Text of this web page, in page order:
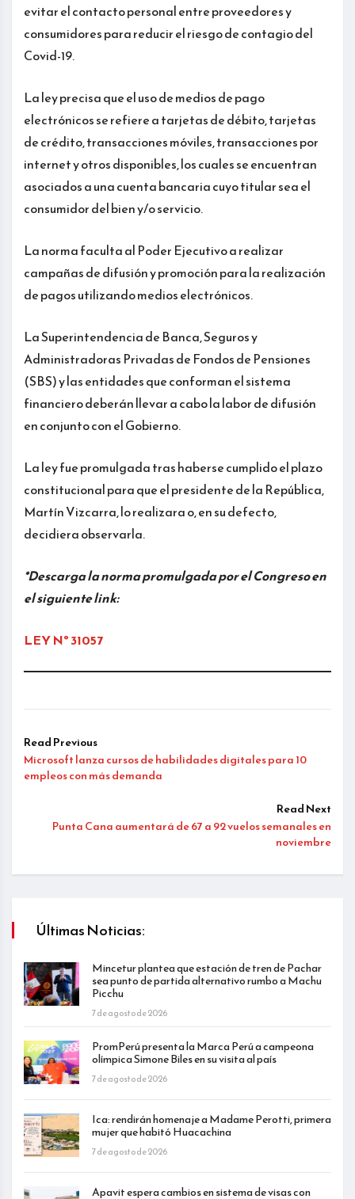
evitar el contacto personal entre proveedores y
consumidores para reducir el riesgo de contagio del
Covid-19.
La ley precisa que el uso de medios de pago
electrónicos se refiere a tarjetas de débito, tarjetas
de crédito, transacciones móviles, transacciones por
internet y otros disponibles, los cuales se encuentran
asociados a una cuenta bancaria cuyo titular sea el
consumidor del bien y/o servicio.
La norma faculta al Poder Ejecutivo a realizar
campañas de difusión y promoción para la realización
de pagos utilizando medios electrónicos.
La Superintendencia de Banca, Seguros y
Administradoras Privadas de Fondos de Pensiones
(SBS) y las entidades que conforman el sistema
financiero deberán llevar a cabo la labor de difusión
en conjunto con el Gobierno.
La ley fue promulgada tras haberse cumplido el plazo
constitucional para que el presidente de la República,
Martín Vizcarra, lo realizara o, en su defecto,
decidiera observarla.
*Descarga la norma promulgada por el Congreso en
el siguiente link:
LEY Nº 31057
Read Previous
Microsoft lanza cursos de habilidades digitales para 10
empleos con más demanda
Read Next
Punta Cana aumentará de 67 a 92 vuelos semanales en
noviembre
Últimas Noticias:
Mincetur plantea que estación de tren de Pachar
sea punto de partida alternativo rumbo a Machu
Picchu
7 de agosto de 2026
PromPerú presenta la Marca Perú a campeona
olímpica Simone Biles en su visita al país
7 de agosto de 2026
Ica: rendirán homenaje a Madame Perotti, primera
mujer que habitó Huacachina
7 de agosto de 2026
Apavit espera cambios en sistema de visas con